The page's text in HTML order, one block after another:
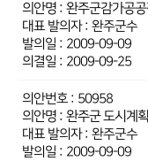
완주군감가공
완주군수
2009-09-09
2009-09-25
50958
완주군 도시계
완주군수
2009-09-09